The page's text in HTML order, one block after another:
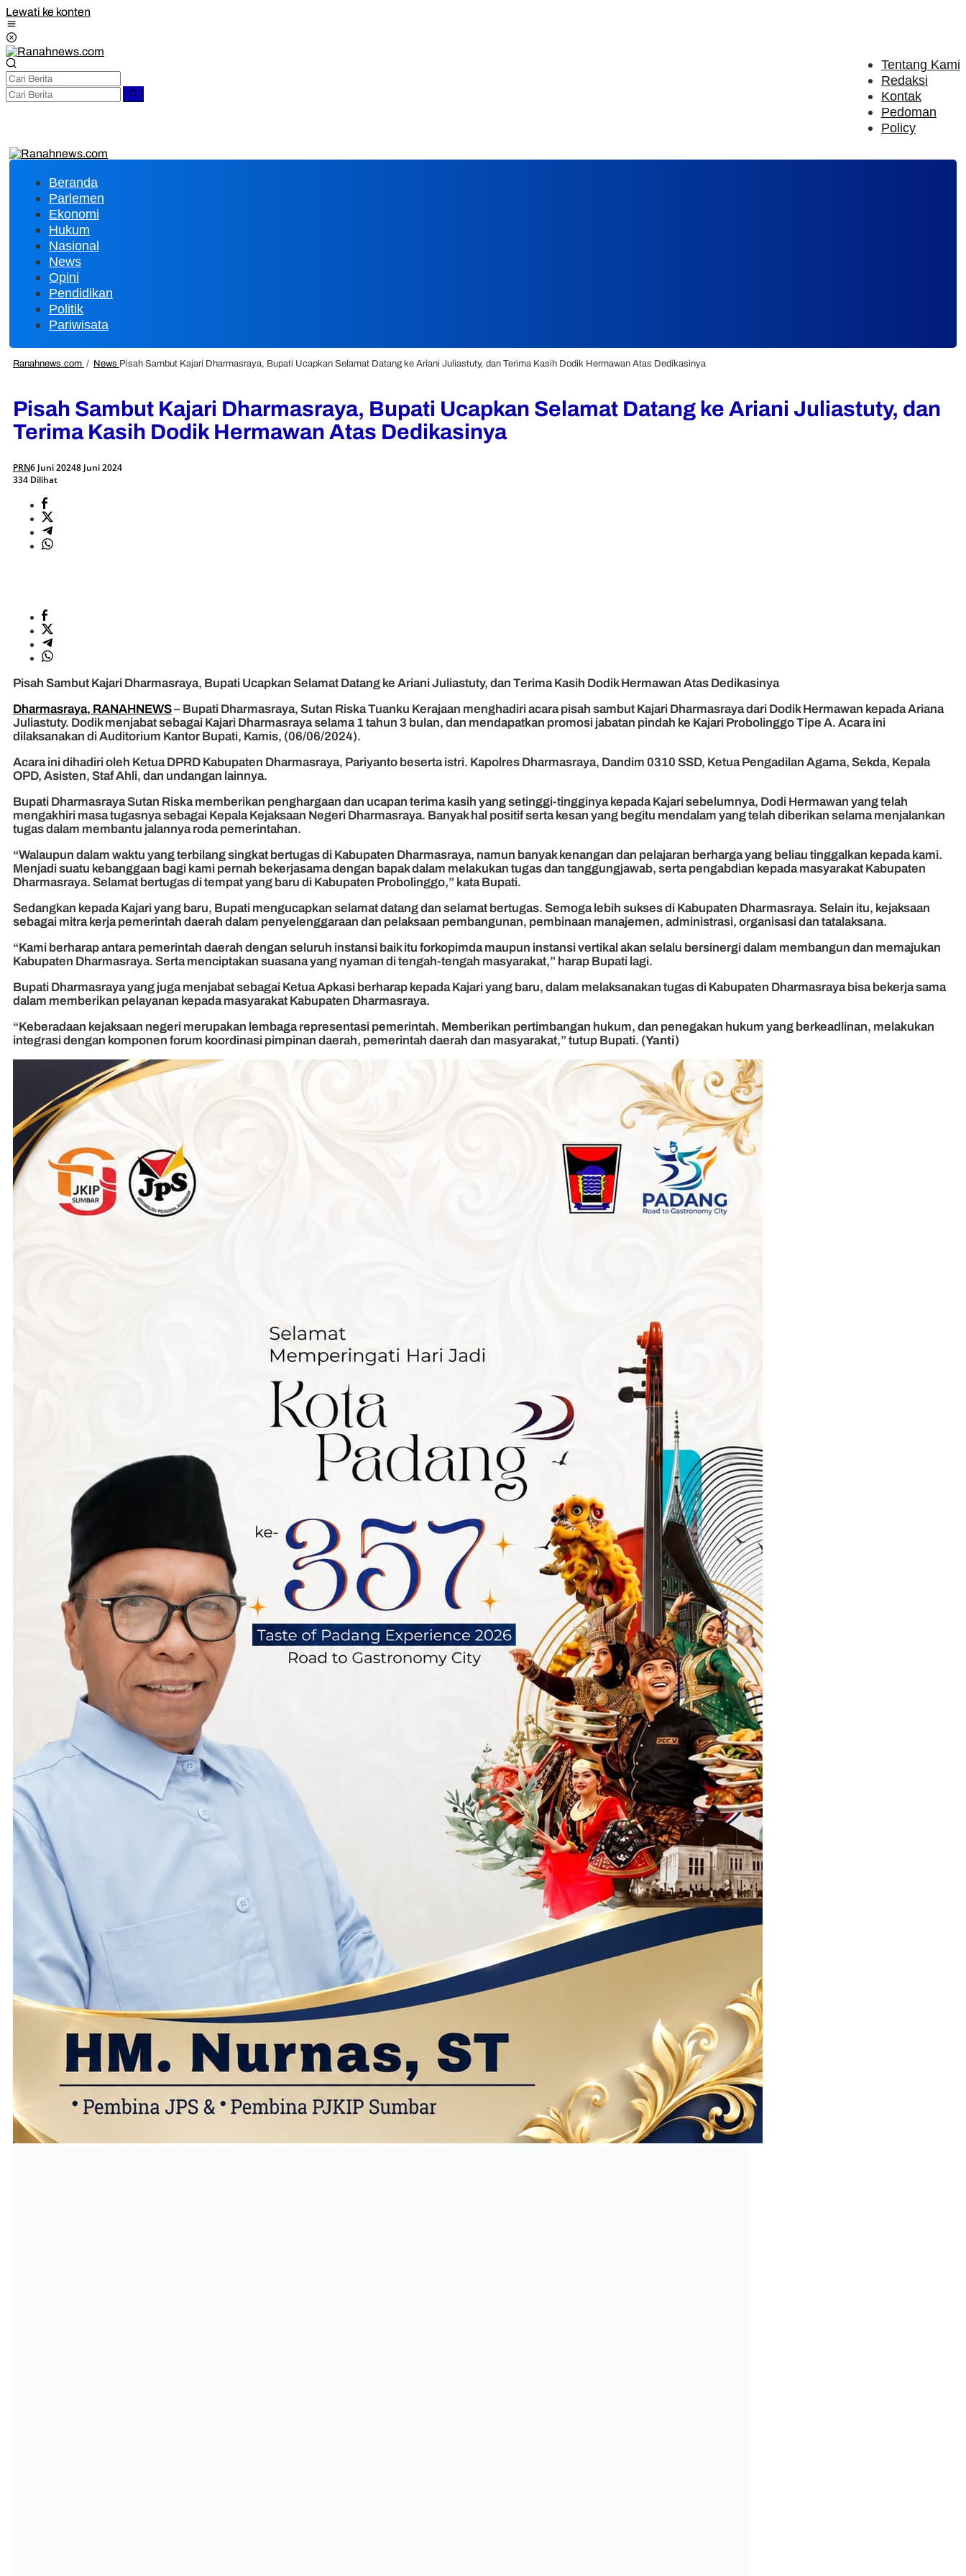
Lewati ke konten
Tentang Kami
Redaksi
Kontak
Pedoman
Policy
Beranda
Parlemen
Ekonomi
Hukum
Nasional
News
Opini
Pendidikan
Politik
Pariwisata
Ranahnews.com / News Pisah Sambut Kajari Dharmasraya, Bupati Ucapkan Selamat Datang ke Ariani Juliastuty, dan Terima Kasih Dodik Hermawan Atas Dedikasinya
Pisah Sambut Kajari Dharmasraya, Bupati Ucapkan Selamat Datang ke Ariani Juliastuty, dan
Terima Kasih Dodik Hermawan Atas Dedikasinya
PRN6 Juni 20248 Juni 2024
334 Dilihat
Pisah Sambut Kajari Dharmasraya, Bupati Ucapkan Selamat Datang ke Ariani Juliastuty, dan Terima Kasih Dodik Hermawan Atas Dedikasinya
Dharmasraya, RANAHNEWS– Bupati Dharmasraya, Sutan Riska Tuanku Kerajaan menghadiri acara pisah sambut Kajari Dharmasraya dari Dodik Hermawan kepada Ariana
Juliastuty. Dodik menjabat sebagai Kajari Dharmasraya selama 1 tahun 3 bulan, dan mendapatkan promosi jabatan pindah ke Kajari Probolinggo Tipe A. Acara ini
dilaksanakan di Auditorium Kantor Bupati, Kamis, (06/06/2024).
Acara ini dihadiri oleh Ketua DPRD Kabupaten Dharmasraya, Pariyanto beserta istri. Kapolres Dharmasraya, Dandim 0310 SSD, Ketua Pengadilan Agama, Sekda, Kepala
OPD, Asisten, Staf Ahli, dan undangan lainnya.
Bupati Dharmasraya Sutan Riska memberikan penghargaan dan ucapan terima kasih yang setinggi-tingginya kepada Kajari sebelumnya, Dodi Hermawan yang telah
mengakhiri masa tugasnya sebagai Kepala Kejaksaan Negeri Dharmasraya. Banyak hal positif serta kesan yang begitu mendalam yang telah diberikan selama menjalankan
tugas dalam membantu jalannya roda pemerintahan.
“Walaupun dalam waktu yang terbilang singkat bertugas di Kabupaten Dharmasraya, namun banyak kenangan dan pelajaran berharga yang beliau tinggalkan kepada kami.
Menjadi suatu kebanggaan bagi kami pernah bekerjasama dengan bapak dalam melakukan tugas dan tanggungjawab, serta pengabdian kepada masyarakat Kabupaten
Dharmasraya. Selamat bertugas di tempat yang baru di Kabupaten Probolinggo,” kata Bupati.
Sedangkan kepada Kajari yang baru, Bupati mengucapkan selamat datang dan selamat bertugas. Semoga lebih sukses di Kabupaten Dharmasraya. Selain itu, kejaksaan
sebagai mitra kerja pemerintah daerah dalam penyelenggaraan dan pelaksaan pembangunan, pembinaan manajemen, administrasi, organisasi dan tatalaksana.
“Kami berharap antara pemerintah daerah dengan seluruh instansi baik itu forkopimda maupun instansi vertikal akan selalu bersinergi dalam membangun dan memajukan
Kabupaten Dharmasraya. Serta menciptakan suasana yang nyaman di tengah-tengah masyarakat,” harap Bupati lagi.
Bupati Dharmasraya yang juga menjabat sebagai Ketua Apkasi berharap kepada Kajari yang baru, dalam melaksanakan tugas di Kabupaten Dharmasraya bisa bekerja sama
dalam memberikan pelayanan kepada masyarakat Kabupaten Dharmasraya.
“Keberadaan kejaksaan negeri merupakan lembaga representasi pemerintah. Memberikan pertimbangan hukum, dan penegakan hukum yang berkeadlinan, melakukan
integrasi dengan komponen forum koordinasi pimpinan daerah, pemerintah daerah dan masyarakat,” tutup Bupati. (Yanti)